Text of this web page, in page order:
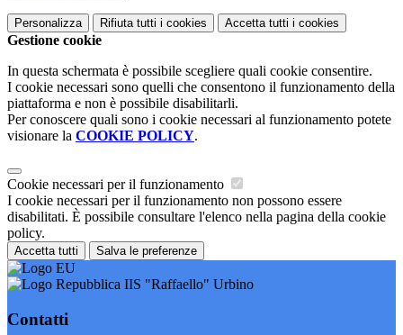
Personalizza Rifiuta tutti i cookies Accetta tutti i cookies
Gestione cookie
In questa schermata è possibile scegliere quali cookie consentire.
I cookie necessari sono quelli che consentono il funzionamento della
piattaforma e non è possibile disabilitarli.
Per conoscere quali sono i cookie necessari al funzionamento potete
visionare la COOKIE POLICY.
Cookie necessari per il funzionamento
I cookie necessari per il funzionamento non possono essere
disabilitati. È possibile consultare l'elenco nella pagina della cookie
policy.
Accetta tutti Salva le preferenze
IIS "Raffaello" Urbino
Contatti